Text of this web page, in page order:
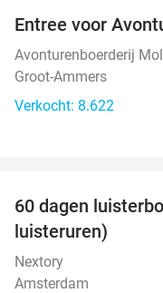
Entree voor
Avonturenboerderij
Groot-Ammers
Verkocht: 8.622
60 dagen
luisteruren)
Nextory
Amsterdam